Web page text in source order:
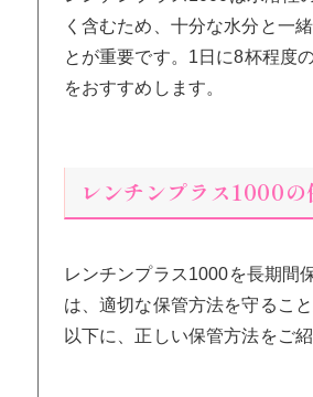
く含むため、十分な水分と一
とが重要です。1日に8杯程度
をおすすめします。
レンチンプラス1000の
レンチンプラス1000を長期間
は、適切な保管方法を守ること
以下に、正しい保管方法をご紹